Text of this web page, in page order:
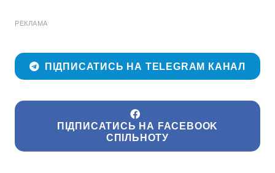
РЕКЛАМА
ПІДПИСАТИСЬ НА TELEGRAM КАНАЛ
ПІДПИСАТИСЬ НА FACEBOOK
СПІЛЬНОТУ